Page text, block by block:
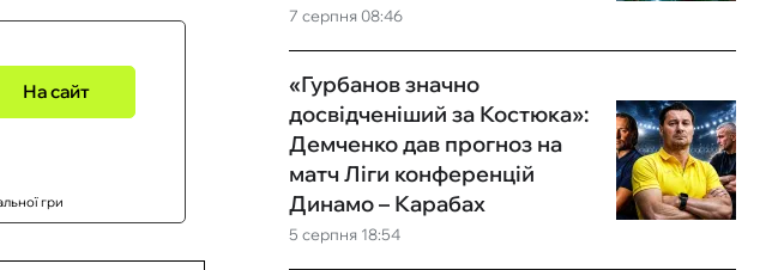
На сайт
гри
7 серпня 08:46
5 серпня 18:54
«Гурбанов значно
досвідченіший за Костюка»:
Демченко дав прогноз на
матч Ліги конференцій
Динамо – Карабах